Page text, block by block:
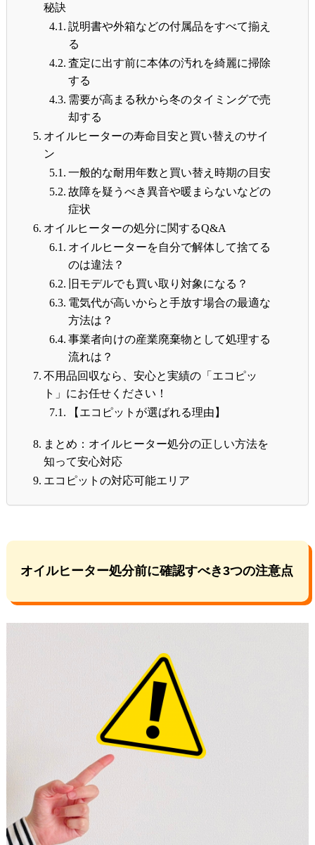
秘訣
説明書や外箱などの付属品をすべて揃え
る
査定に出す前に本体の汚れを綺麗に掃除
する
需要が高まる秋から冬のタイミングで売
却する
オイルヒーターの寿命目安と買い替えのサイ
ン
一般的な耐用年数と買い替え時期の目安
故障を疑うべき異音や暖まらないなどの
症状
オイルヒーターの処分に関するQ&A
オイルヒーターを自分で解体して捨てる
のは違法？
旧モデルでも買い取り対象になる？
電気代が高いからと手放す場合の最適な
方法は？
事業者向けの産業廃棄物として処理する
流れは？
不用品回収なら、安心と実績の「エコピッ
ト」にお任せください！
【エコピットが選ばれる理由】
まとめ：オイルヒーター処分の正しい方法を
知って安心対応
エコピットの対応可能エリア
オイルヒーター処分前に確認すべき3つの注意点